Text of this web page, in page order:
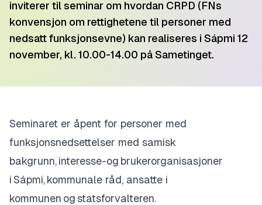
inviterer til seminar om hvordan CRPD (FNs
konvensjon om rettighetene til personer med
nedsatt funksjonsevne) kan realiseres i Sápmi 12
november, kl. 10.00-14.00 på Sametinget.
Seminaret er åpent for personer med
funksjonsnedsettelser med samisk
bakgrunn,interesse-og brukerorganisasjoner
i Sápmi, kommunale råd, ansatte i
kommunen og statsforvalteren.